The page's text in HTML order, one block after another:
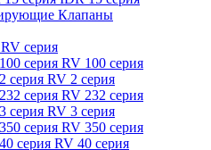
Клапаны
RV серия
RV 100 серия
RV 2 серия
RV 232 серия
RV 3 серия
RV 350 серия
RV 40 серия